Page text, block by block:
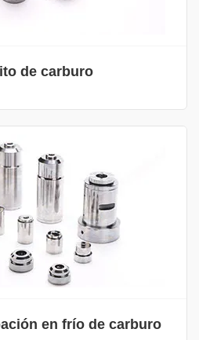
de carburo
en frío de carburo